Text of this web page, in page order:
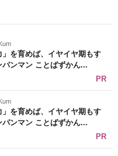
」を育めば、イヤイヤ期もす
ンマン ことばずかん...
PR
」を育めば、イヤイヤ期もす
ンマン ことばずかん...
PR